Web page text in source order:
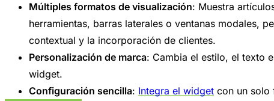
Múltiples formatos de visualización: Muestra
herramientas, barras laterales o ventanas modales,
contextual y la incorporación de clientes.
Personalización de marca: Cambia el estilo, el texto
widget.
Configuración sencilla: Integra el widget con un solo